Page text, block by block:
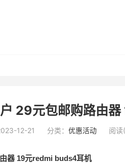
29元包邮购路由
12-21 分类： 优惠活动 阅
器 19元redmi buds4耳机